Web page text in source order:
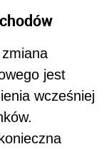
jest
wcześniej